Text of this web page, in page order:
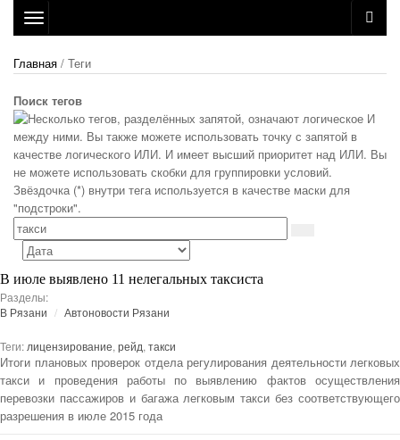
Toggle
navigation
Главная / Теги
Поиск тегов
В июле выявлено 11 нелегальных таксиста
Разделы:
В Рязани
Автоновости Рязани
Теги: лицензирование, рейд, такси
Итоги плановых проверок отдела регулирования деятельности легковых
такси и проведения работы по выявлению фактов осуществления
перевозки пассажиров и багажа легковым такси без соответствующего
разрешения в июле 2015 года